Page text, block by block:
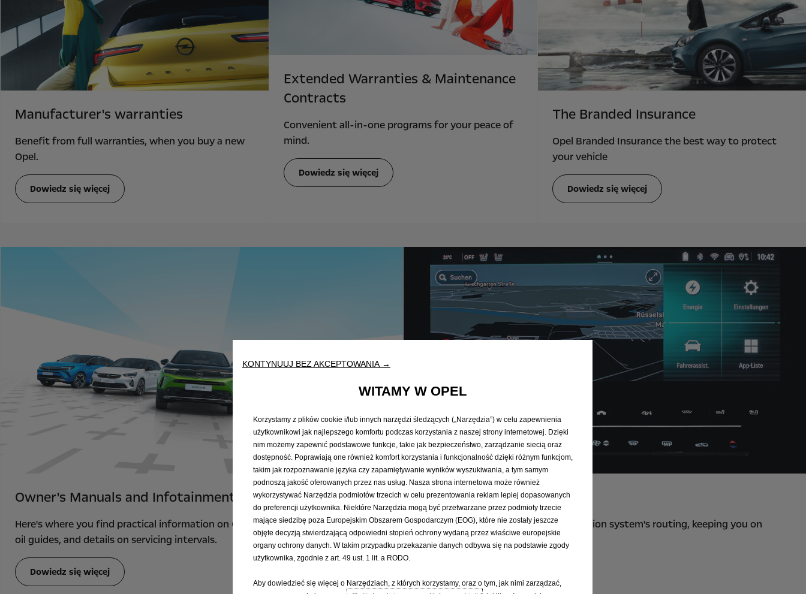
Manufacturer's warranties
Benefit from full warranties, when you buy a new
Opel.
Dowiedz się więcej
Extended Warranties & Maintenance
Contracts
Convenient all-in-one programs for your peace of
mind.
Dowiedz się więcej
The Branded Insurance
Opel Branded Insurance the best way to protect
your vehicle
Dowiedz się więcej
Owner's Manuals and Infotainment System Guides
Here's where you find practical information on Opel vehicles, including manuals,
oil guides, and details on servicing intervals.
Dowiedz się więcej
Navigation Maps Update
Fresh road data improve your navigation system's routing, keeping you on
course and on time.
KONTYNUUJ BEZ AKCEPTOWANIA →
WITAMY W OPEL
Korzystamy z plików cookie i/lub innych narzędzi śledzących („Narzędzia”) w celu zapewnienia
użytkownikowi jak najlepszego komfortu podczas korzystania z naszej strony internetowej. Dzięki
nim możemy zapewnić podstawowe funkcje, takie jak bezpieczeństwo, zarządzanie siecią oraz
dostępność. Poprawiają one również komfort korzystania i funkcjonalność dzięki różnym funkcjom,
takim jak rozpoznawanie języka czy zapamiętywanie wyników wyszukiwania, a tym samym
podnoszą jakość oferowanych przez nas usług. Nasza strona internetowa może również
wykorzystywać Narzędzia podmiotów trzecich w celu prezentowania reklam lepiej dopasowanych
do preferencji użytkownika. Niektóre Narzędzia mogą być przetwarzane przez podmioty trzecie
mające siedzibę poza Europejskim Obszarem Gospodarczym (EOG), które nie zostały jeszcze
objęte decyzją stwierdzającą odpowiedni stopień ochrony wydaną przez właściwe europejskie
organy ochrony danych. W takim przypadku przekazanie danych odbywa się na podstawie zgody
użytkownika, zgodnie z art. 49 ust. 1 lit. a RODO.
Aby dowiedzieć się więcej o Narzędziach, z których korzystamy, oraz o tym, jak nimi zarządzać,